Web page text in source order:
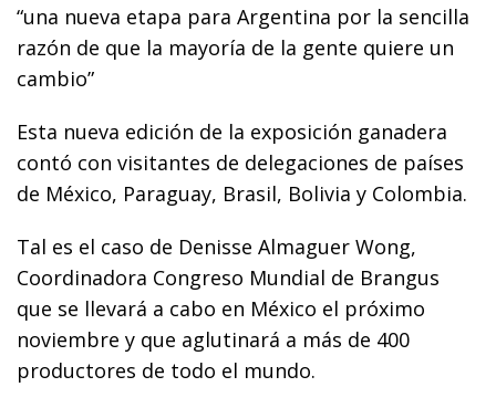
“una nueva etapa para Argentina por la sencilla
razón de que la mayoría de la gente quiere un
cambio”
Esta nueva edición de la exposición ganadera
contó con visitantes de delegaciones de países
de México, Paraguay, Brasil, Bolivia y Colombia.
Tal es el caso de Denisse Almaguer Wong,
Coordinadora Congreso Mundial de Brangus
que se llevará a cabo en México el próximo
noviembre y que aglutinará a más de 400
productores de todo el mundo.